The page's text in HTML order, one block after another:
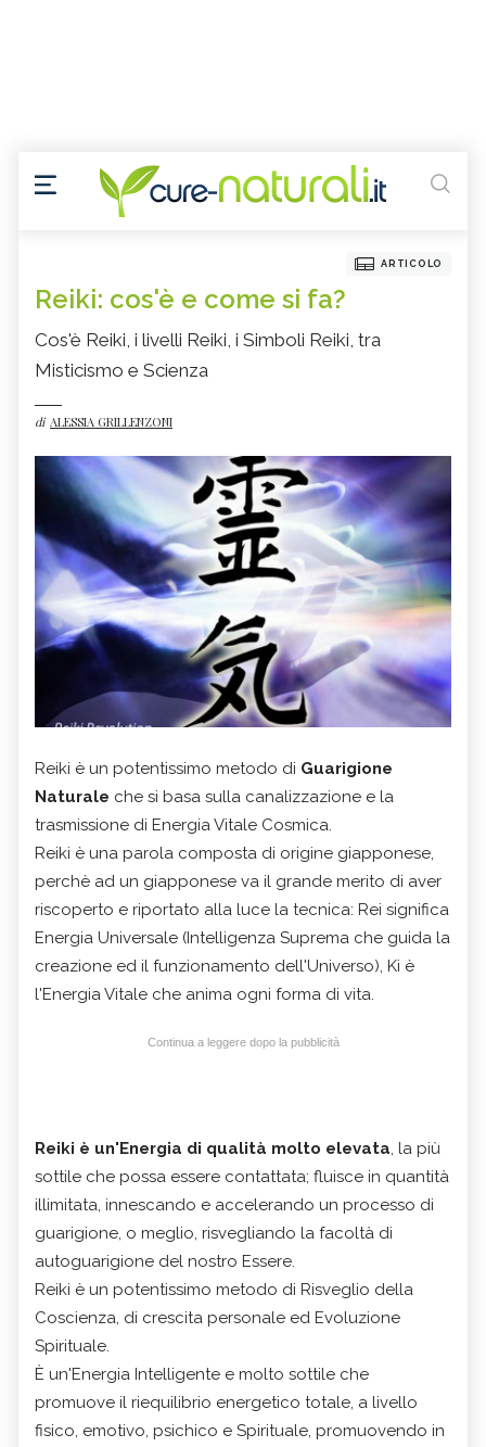
ARTICOLO
Reiki: cos'è e come si fa?
Cos'è Reiki, i livelli Reiki, i Simboli Reiki, tra
Misticismo e Scienza
di ALESSIA GRILLENZONI
Reiki è un potentissimo metodo di Guarigione
Naturale che si basa sulla canalizzazione e la
trasmissione di Energia Vitale Cosmica.
Reiki è una parola composta di origine giapponese,
perchè ad un giapponese va il grande merito di aver
riscoperto e riportato alla luce la tecnica: Rei significa
Energia Universale (Intelligenza Suprema che guida la
creazione ed il funzionamento dell'Universo), Ki è
l'Energia Vitale che anima ogni forma di vita.
Continua a leggere dopo la pubblicità
Reiki è un'Energia di qualità molto elevata, la più
sottile che possa essere contattata; fluisce in quantità
illimitata, innescando e accelerando un processo di
guarigione, o meglio, risvegliando la facoltà di
autoguarigione del nostro Essere.
Reiki è un potentissimo metodo di Risveglio della
Coscienza, di crescita personale ed Evoluzione
Spirituale.
È un'Energia Intelligente e molto sottile che
promuove il riequilibrio energetico totale, a livello
fisico, emotivo, psichico e Spirituale, promuovendo in